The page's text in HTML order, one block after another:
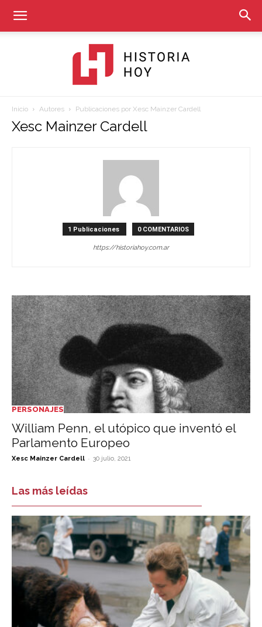
Historia
Inicio Autores Publicaciones por Xesc Mainzer Cardell
Xesc Mainzer Cardell
1 Publicaciones 0 COMENTARIOS
https://historiahoy.com.ar
PERSONAJES
William Penn, el utópico que inventó el
Parlamento Europeo
Xesc Mainzer Cardell - 30 julio, 2021
Las más leídas